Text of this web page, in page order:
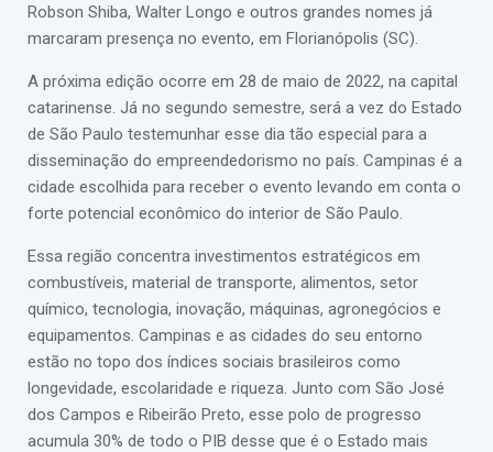
Robson Shiba, Walter Longo e outros grandes nomes já
marcaram presença no evento, em Florianópolis (SC).
A próxima edição ocorre em 28 de maio de 2022, na capital
catarinense. Já no segundo semestre, será a vez do Estado
de São Paulo testemunhar esse dia tão especial para a
disseminação do empreendedorismo no país. Campinas é a
cidade escolhida para receber o evento levando em conta o
forte potencial econômico do interior de São Paulo.
Essa região concentra investimentos estratégicos em
combustíveis, material de transporte, alimentos, setor
químico, tecnologia, inovação, máquinas, agronegócios e
equipamentos. Campinas e as cidades do seu entorno
estão no topo dos índices sociais brasileiros como
longevidade, escolaridade e riqueza. Junto com São José
dos Campos e Ribeirão Preto, esse polo de progresso
acumula 30% de todo o PIB desse que é o Estado mais